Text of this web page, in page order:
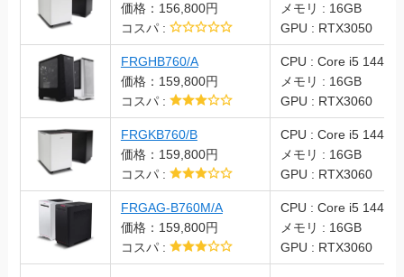
価格：156,800円
コスパ :
メモリ : 16GB
GPU : RTX3050
FRGHB760/A
価格：159,800円
コスパ :
CPU : Core i5
メモリ : 16GB
GPU : RTX3060
FRGKB760/B
価格：159,800円
コスパ :
CPU : Core i5
メモリ : 16GB
GPU : RTX3060
FRGAG-B760M/A
価格：159,800円
コスパ :
CPU : Core i5
メモリ : 16GB
GPU : RTX3060